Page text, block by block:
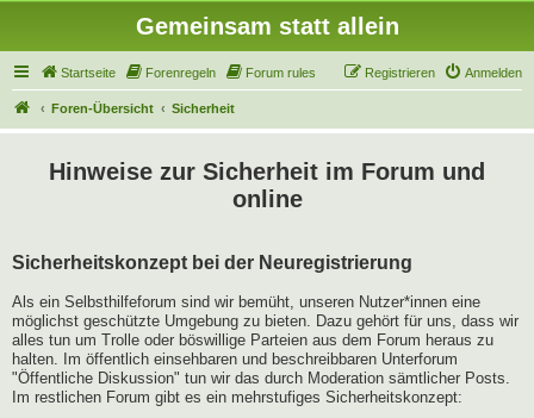
Gemeinsam statt allein
Startseite Forenregeln Forum rules Anmelden
Registrieren
Foren-Übersicht Sicherheit
Hinweise zur Sicherheit im Forum und
online
Sicherheitskonzept bei der Neuregistrierung
Als ein Selbsthilfeforum sind wir bemüht, unseren Nutzer*innen eine
möglichst geschützte Umgebung zu bieten. Dazu gehört für uns, dass wir
alles tun um Trolle oder böswillige Parteien aus dem Forum heraus zu
halten. Im öffentlich einsehbaren und beschreibbaren Unterforum
"Öffentliche Diskussion" tun wir das durch Moderation sämtlicher Posts.
Im restlichen Forum gibt es ein mehrstufiges Sicherheitskonzept: